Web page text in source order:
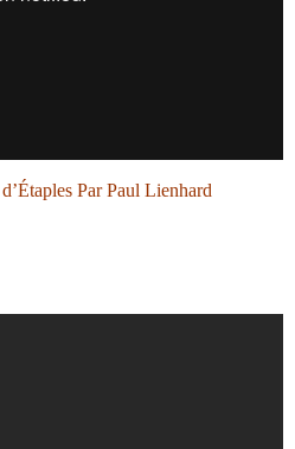
’Étaples Par Paul Lienhard